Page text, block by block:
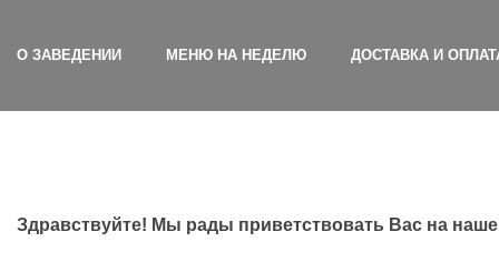
О ЗАВЕДЕНИИ МЕНЮ НА НЕДЕЛЮ ДОСТАВКА И
Здравствуйте! Мы рады приветствовать Вас на